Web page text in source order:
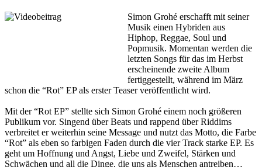
Simon Grohé erschafft mit seiner
Musik einen Hybriden aus
Hiphop, Reggae, Soul und
Popmusik. Momentan werden die
letzten Songs für das im Herbst
erscheinende zweite Album
fertiggestellt, während im März
schon die “Rot” EP als erster Teaser veröffentlicht wird.
Mit der “Rot EP” stellte sich Simon Grohé einem noch größeren
Publikum vor. Singend über Beats und rappend über Riddims
verbreitet er weiterhin seine Message und nutzt das Motto, die Farbe
“Rot” als eben so farbigen Faden durch die vier Track starke EP. Es
geht um Hoffnung und Angst, Liebe und Zweifel, Stärken und
Schwächen und all die Dinge, die uns als Menschen antreiben…